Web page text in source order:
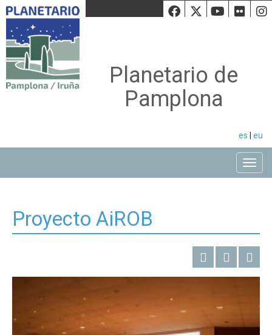
Facebook
Twiiter
Planetario de
Pamplona
es eu
Proyecto AiROB